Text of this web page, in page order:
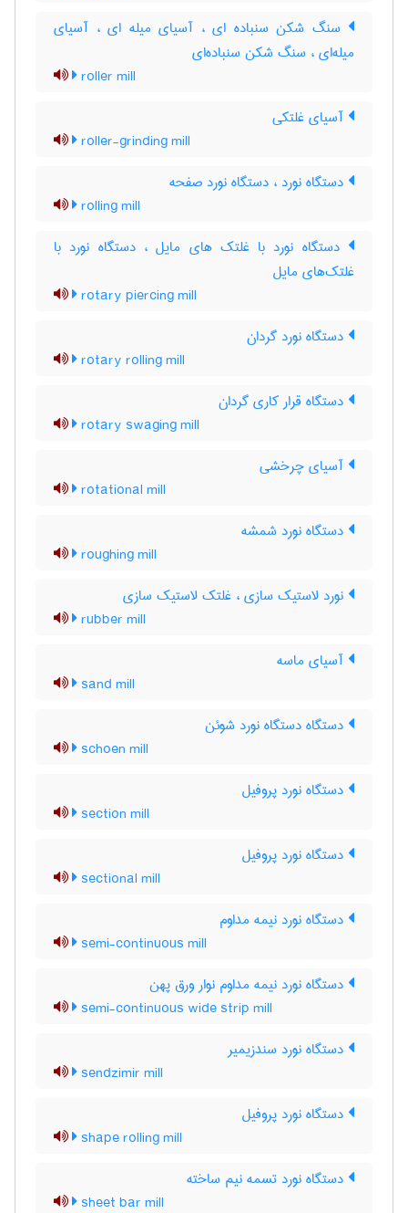
سنگ شکن سنباده ای ، آسیای میله ای ، آسیای
میله‌ای ، سنگ شکن سنباده‌ای
roller mill
آسیای غلتکی
roller-grinding mill
دستگاه نورد ، دستگاه نورد صفحه
rolling mill
دستگاه نورد با غلتک های مایل ، دستگاه نورد با
غلتک‌های مایل
rotary piercing mill
دستگاه نورد گردان
rotary rolling mill
دستگاه قرار کاری گردان
rotary swaging mill
آسیای چرخشی
rotational mill
دستگاه نورد شمشه
roughing mill
نورد لاستیک سازی ، غلتک لاستیک سازی
rubber mill
آسیای ماسه
sand mill
دستگاه دستگاه نورد شوئن
schoen mill
دستگاه نورد پروفیل
section mill
دستگاه نورد پروفیل
sectional mill
دستگاه نورد نیمه مداوم
semi-continuous mill
دستگاه نورد نیمه مداوم نوار ورق پهن
semi-continuous wide strip mill
دستگاه نورد سندزیمیر
sendzimir mill
دستگاه نورد پروفیل
shape rolling mill
دستگاه نورد تسمه نیم ساخته
sheet bar mill